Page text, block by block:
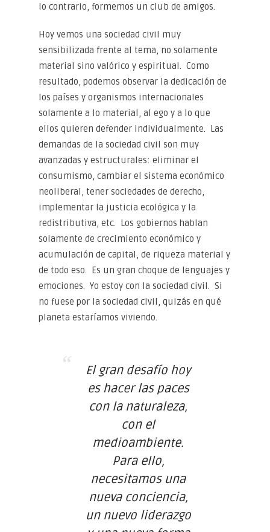
lo contrario, formemos un club de amigos.
Hoy vemos una sociedad civil muy
sensibilizada frente al tema, no solamente
material sino valórico y espiritual. Como
resultado, podemos observar la dedicación de
los países y organismos internacionales
solamente a lo material, al ego y a lo que
ellos quieren defender individualmente. Las
demandas de la sociedad civil son muy
avanzadas y estructurales: eliminar el
consumismo, cambiar el sistema económico
neoliberal, tener sociedades de derecho,
implementar la justicia ecológica y la
redistributiva, etc. Los gobiernos hablan
solamente de crecimiento económico y
acumulación de capital, de riqueza material y
de todo eso. Es un gran choque de lenguajes y
emociones. Yo estoy con la sociedad civil. Si
no fuese por la sociedad civil, quizás en qué
planeta estaríamos viviendo.
El gran desafío hoy
es hacer las paces
con la naturaleza,
con el
medioambiente.
Para ello,
necesitamos una
nueva conciencia,
un nuevo liderazgo